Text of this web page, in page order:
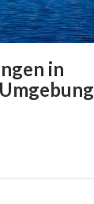
in